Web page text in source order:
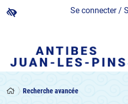
Se connecter /
Recherche avancée